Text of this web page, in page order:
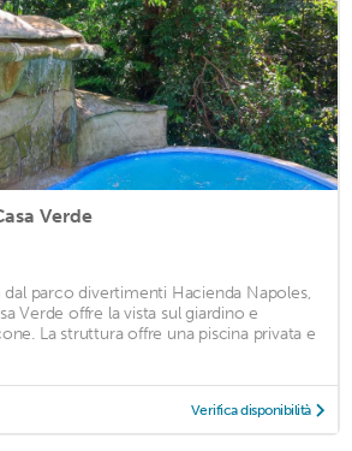
Verde
dal parco divertimenti Hacienda Napoles,
Verde offre la vista sul giardino e
La struttura offre una piscina privata e
Verifica disponibilità